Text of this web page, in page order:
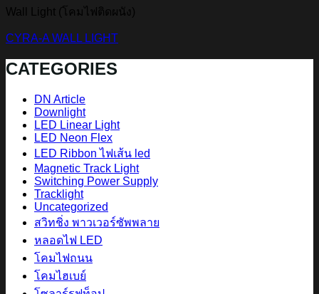
Wall Light (โคมไฟติดผนัง)
CYRA-A WALL LIGHT
CATEGORIES
DN Article
Downlight
LED Linear Light
LED Neon Flex
LED Ribbon ไฟเส้น led
Magnetic Track Light
Switching Power Supply
Tracklight
Uncategorized
สวิทชิ่ง พาวเวอร์ซัพพลาย
หลอดไฟ LED
โคมไฟถนน
โคมไฮเบย์